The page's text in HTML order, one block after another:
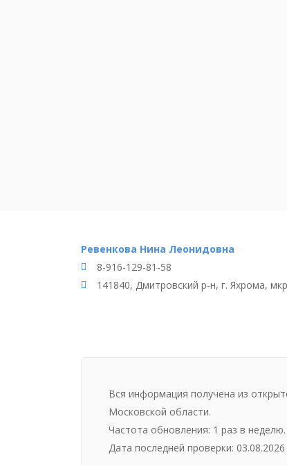
Ревенкова Нина Леонидовна
8-916-129-81-58
141840, Дмитровский р-н, г. Яхрома,
Вся информация получена из
Московской области.
Частота обновления: 1 раз в неделю.
Дата последней проверки: 03.08.2026